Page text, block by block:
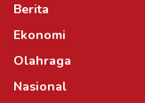
Berita
Ekonomi
Olahraga
Nasional